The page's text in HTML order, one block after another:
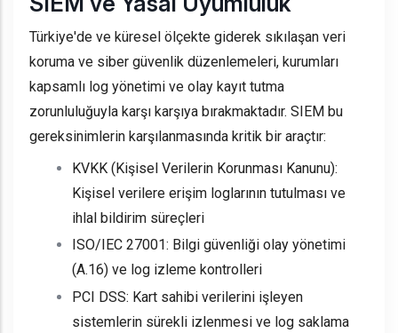
Türkiye'de ve küresel ölçekte giderek sıkılaşan veri
koruma ve siber güvenlik düzenlemeleri, kurumları
kapsamlı log yönetimi ve olay kayıt tutma
zorunluluğuyla karşı karşıya bırakmaktadır. SIEM bu
gereksinimlerin karşılanmasında kritik bir araçtır:
KVKK (Kişisel Verilerin Korunması Kanunu):
Kişisel verilere erişim loglarının tutulması ve
ihlal bildirim süreçleri
ISO/IEC 27001: Bilgi güvenliği olay yönetimi
(A.16) ve log izleme kontrolleri
PCI DSS: Kart sahibi verilerini işleyen
sistemlerin sürekli izlenmesi ve log saklama